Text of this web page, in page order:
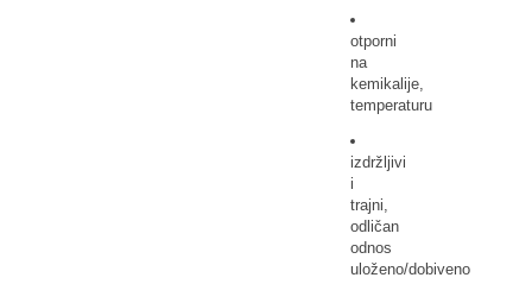
otporni
na
kemikalije,
temperaturu
izdržljivi
i
trajni,
odličan
odnos
uloženo/dobiveno